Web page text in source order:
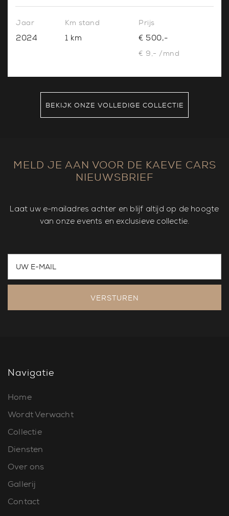
Jaar
2024
Km stand
1 km
Prijs
€ 500,-
€ 9,- /mnd
BEKIJK ONZE VOLLEDIGE COLLECTIE
MELD JE AAN VOOR DE KAEVE CARS
NIEUWSBRIEF
Laat uw e-mailadres achter en blijf altijd op de hoogte
van onze events en exclusieve collectie.
VERSTUREN
Navigatie
Home
Wordt Verwacht
Collectie
Diensten
Over ons
Gallerij
Contact